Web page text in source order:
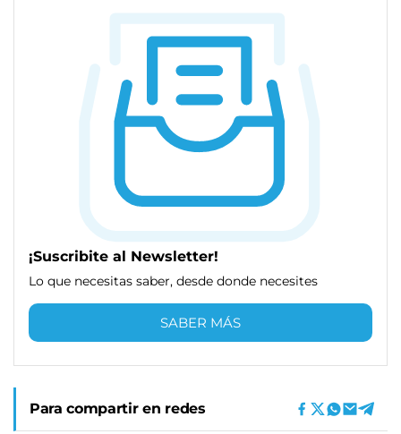
¡Suscribite al Newsletter!
Lo que necesitas saber, desde donde necesites
SABER MÁS
Para compartir en redes